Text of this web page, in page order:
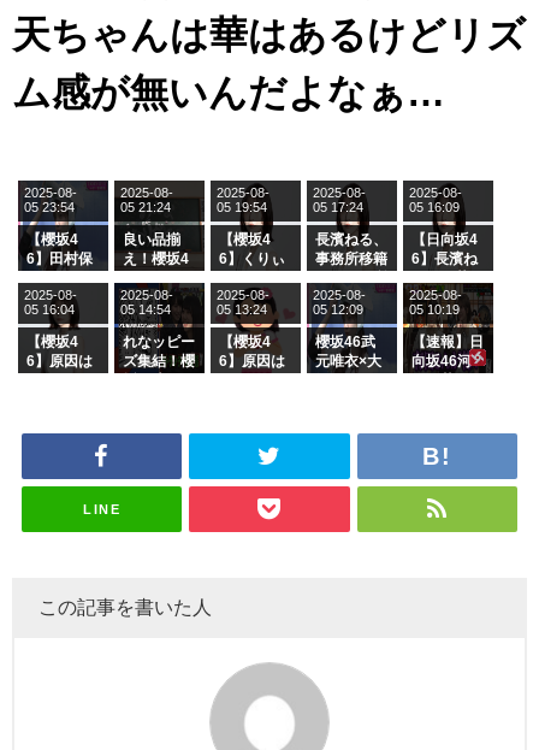
天ちゃんは華はあるけどリズ
ム感が無いんだよなぁ…
【櫻坂4
6】田村保
ージを脱い
でいた理由
2025-08-
05 23:54
良い品揃
え！櫻坂4
グル『Mak
e or Brea
k』オフィ
シャルグッ
ズ絶賛販売
2025-08-
05 21:24
【櫻坂4
6】くりぃ
の2人を手
玉に取る大
沼晶保【く
りぃむナン
タラ】
2025-08-
05 19:54
長濱ねる、
事務所移籍
属を発表
2025-08-
05 17:24
【日向坂4
6】長濱ね
ら移籍しフ
ラーム所属
に。これで
事務所に所
属している
がこちら
2025-08-
05 16:09
【櫻坂4
6】原因は
ざわつかせ
2025-08-
05 16:04
れなッピー
ズ集結！櫻
「ラヴィッ
スタジオ出
2025-08-
05 14:54
【櫻坂4
6】原因は
ざわつかせ
2025-08-
05 13:24
櫻坂46武
元唯衣×大
さんに恐怖
ナンタラ】
2025-08-
05 12:09
【速報】日
向坂46河
2025-08-
05 10:19
LINE
この記事を書いた人